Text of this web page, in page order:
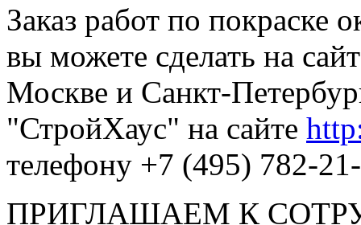
Заказ работ по покраске
вы можете сделать на
Москве и Санкт-
"СтройХаус" на сайте
телефону +7 (495) 782-
ПРИГЛАШАЕМ К